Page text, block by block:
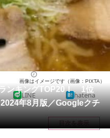
イズ
育・育児
ンキングTOP20！ 1位
年8月版／Googleクチ
画像はイメージです（画像：PIXTA）
LINE hatena
目次を表示